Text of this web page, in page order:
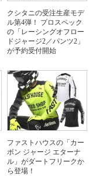
クシタニの受注生産モデ
ル第4弾！ プロスペック
の「レーシングオフロー
ドジャージ2／パンツ2」
が予約受付開始
ファストハウスの「カー
ボン ジャージ エターナ
ル」がダートフリークか
ら登場！